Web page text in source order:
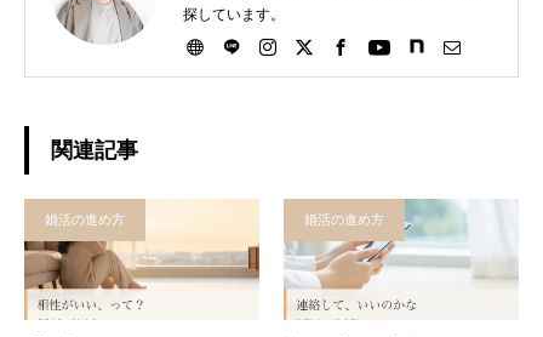
探しています。
関連記事
婚活の進め方 婚活の進め方